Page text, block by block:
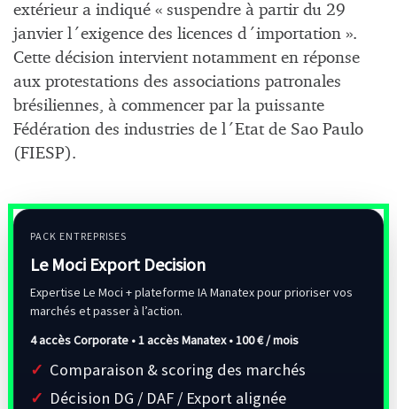
extérieur a indiqué « suspendre à partir du 29
janvier l´exigence des licences d´importation ».
Cette décision intervient notamment en réponse
aux protestations des associations patronales
brésiliennes, à commencer par la puissante
Fédération des industries de l´Etat de Sao Paulo
(FIESP).
PACK ENTREPRISES
Le Moci Export Decision
Expertise Le Moci + plateforme IA Manatex pour prioriser vos
marchés et passer à l’action.
4 accès Corporate • 1 accès Manatex •100 € / mois
Comparaison & scoring des marchés
Décision DG / DAF / Export alignée